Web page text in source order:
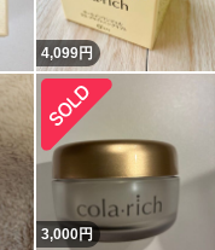
4,099円
3,000円